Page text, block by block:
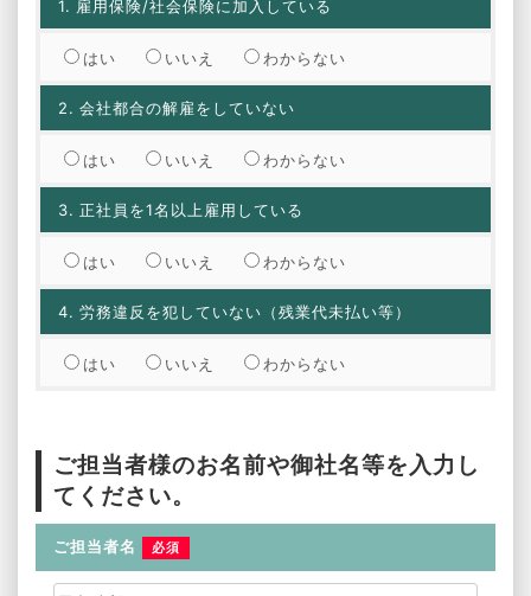
1. 雇用保険/社会保険に加入している
はい いいえ わからない
2. 会社都合の解雇をしていない
はい いいえ わからない
3. 正社員を1名以上雇用している
はい いいえ わからない
4. 労務違反を犯していない（残業代未払い等）
はい いいえ わからない
ご担当者様のお名前や御社名等を入力し
てください。
ご担当者名 必須